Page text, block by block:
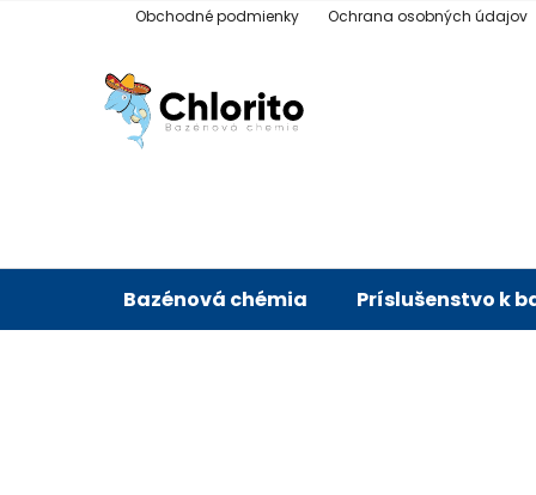
Obchodné podmienky Ochrana osobných údajov
Bazénová chémia Príslušenstvo k